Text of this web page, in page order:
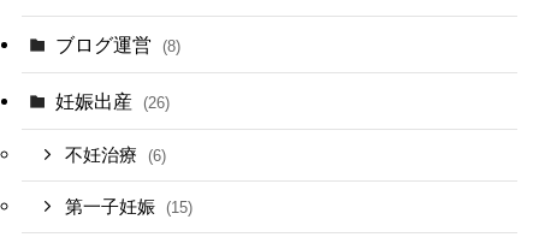
ブログ運営 (8)
妊娠出産 (26)
不妊治療 (6)
第一子妊娠 (15)